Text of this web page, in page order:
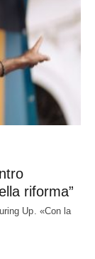
riforma”
Up. «Con la